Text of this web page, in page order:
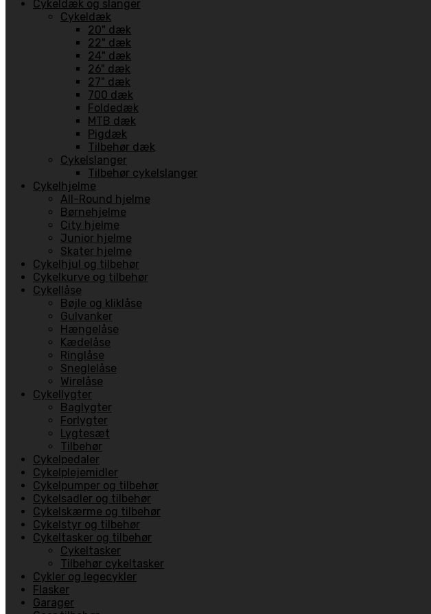
Cykeldæk og slanger
Cykeldæk
20" dæk
22" dæk
24" dæk
26" dæk
27" dæk
700 dæk
Foldedæk
MTB dæk
Pigdæk
Tilbehør dæk
Cykelslanger
Tilbehør cykelslanger
Cykelhjelme
All-Round hjelme
Børnehjelme
City hjelme
Junior hjelme
Skater hjelme
Cykelhjul og tilbehør
Cykelkurve og tilbehør
Cykellåse
Bøjle og kliklåse
Gulvanker
Hængelåse
Kædelåse
Ringlåse
Sneglelåse
Wirelåse
Cykellygter
Baglygter
Forlygter
Lygtesæt
Tilbehør
Cykelpedaler
Cykelplejemidler
Cykelpumper og tilbehør
Cykelsadler og tilbehør
Cykelskærme og tilbehør
Cykelstyr og tilbehør
Cykeltasker og tilbehør
Cykeltasker
Tilbehør cykeltasker
Cykler og legecykler
Flasker
Garager